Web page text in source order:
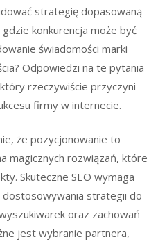
strategię dopasowaną
konkurencja może być
świadomości marki
Odpowiedzi na te pytania
rzeczywiście przyczyni
firmy w internecie.
że pozycjonowanie to
magicznych rozwiązań, które
Skuteczne SEO wymaga
dostosowywania strategii do
oraz zachowań
jest wybranie partnera,